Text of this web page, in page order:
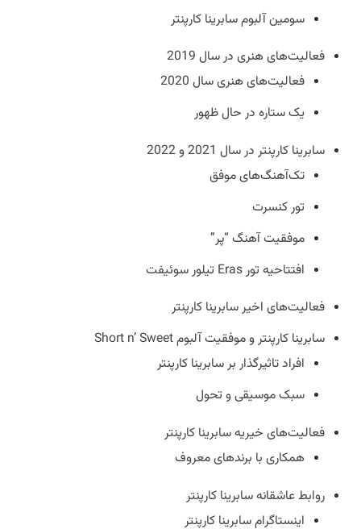
سومین آلبوم سابرینا کارپنتر
فعالیت‌های هنری در سال 2019
فعالیت‌های هنری سال 2020
یک ستاره در حال ظهور
سابرینا کارپنتر در سال 2021 و 2022
تک‌آهنگ‌های موفق
تور کنسرت
موفقیت آهنگ “پر”
افتتاحیه تور Eras تیلور سوئیفت
فعالیت‌های اخیر سابرینا کارپنتر
سابرینا کارپنتر و موفقیت آلبوم Short n’ Sweet
افراد تاثیرگذار بر سابرینا کارپنتر
سبک موسیقی و تحول
فعالیت‌های خیریه سابرینا کارپنتر
همکاری‌ با برندهای معروف
روابط عاشقانه سابرینا کارپنتر
اینستاگرام سابرینا کارپنتر